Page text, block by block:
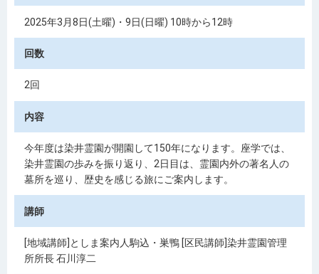
2025年3月8日(土曜)・9日(日曜) 10時から12時
回数
2回
内容
今年度は染井霊園が開園して150年になります。座学では、
染井霊園の歩みを振り返り、2日目は、霊園内外の著名人の
墓所を巡り、歴史を感じる旅にご案内します。
講師
[地域講師]としま案内人駒込・巣鴨 [区民講師]染井霊園管理
所所長 石川淳二